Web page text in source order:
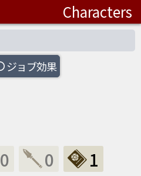
Characters
ジョブ効果
0 0
1